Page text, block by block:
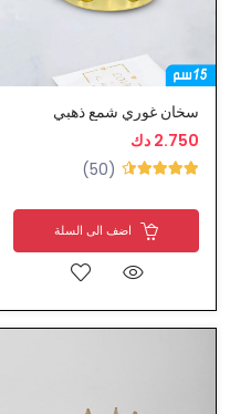
سخان غوري شمع ذهبي
2.750 دك
(50)
اضف الى السلة